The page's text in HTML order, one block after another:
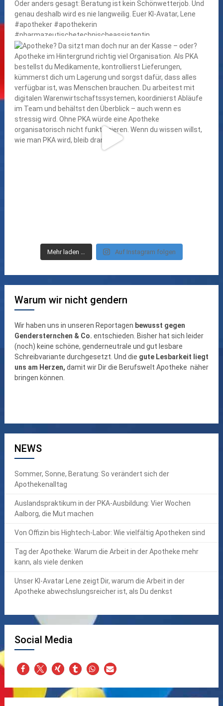
Mehr laden … Auf Instagram folgen
Warum wir nicht gendern
Wir haben uns in unseren Reportagen bewusst gegen
Gendersternchen & Co. entschieden. Bisher hat sich leider
(noch) keine schöne, genderneutrale und gut lesbare
Schreibvariante durchgesetzt. Und die gute Lesbarkeit liegt
uns am Herzen, damit wir Dir die Berufswelt Apotheke näher
bringen können.
NEWS
Sommer, Sonne, Beratung: So verändert sich der
Apothekenalltag
Auslandspraktikum in der PKA-Ausbildung: Vier Wochen
Aalborg, die Mut machen
Von Offizin bis Hightech-Labor: Wie vielfältig Apotheken sind
Tag der Apotheke: Warum die Arbeit in der Apotheke mehr
kann, als viele denken
Unser KI-Avatar Lene zeigt Dir, warum die Arbeit in der
Apotheke abwechslungsreicher ist, als Du denkst
Social Media